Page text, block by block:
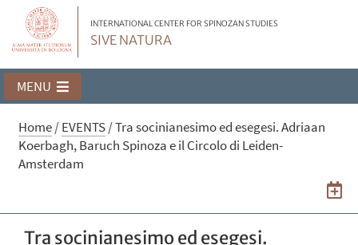
INTERNATIONAL CENTER FOR SPINOZAN STUDIES
SIVE NATURA
MENU
Home/EVENTS/Tra socinianesimo ed esegesi. Adriaan
Koerbagh, Baruch Spinoza e il Circolo di Leiden-
Amsterdam
Tra socinianesimo ed esegesi.